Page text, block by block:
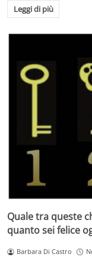
Leggi di più
Quale tra queste
quanto sei felice
Barbara Di Castro